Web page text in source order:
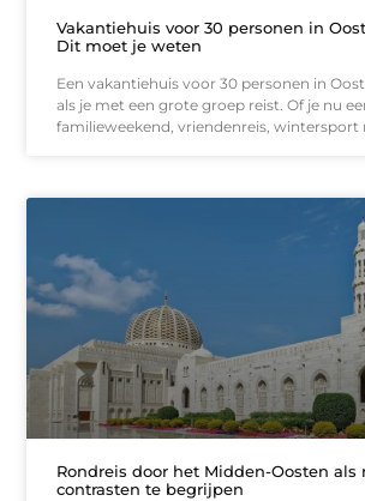
Vakantiehuis voor 30 personen in
Dit moet je weten
Een vakantiehuis voor 30 personen in
als je met een grote groep reist. Of je nu
familieweekend, vriendenreis, wintersport
Rondreis door het Midden-Oosten als
contrasten te begrijpen